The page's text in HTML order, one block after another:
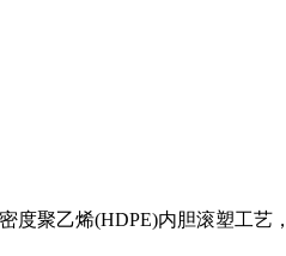
聚乙烯(HDPE)内胆滚塑工艺